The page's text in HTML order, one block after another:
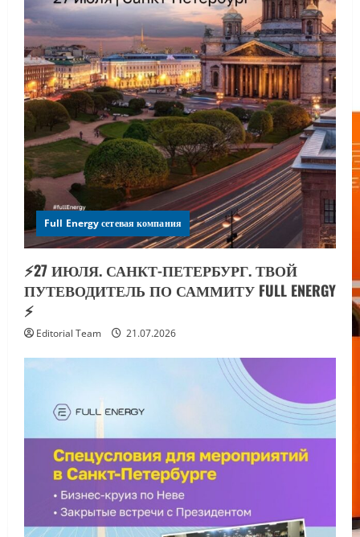
Full Energy сетевая компания
⚡️27 ИЮЛЯ. САНКТ-ПЕТЕРБУРГ. ТВОЙ
ПУТЕВОДИТЕЛЬ ПО САММИТУ FULL ENERGY
⚡️
Editorial Team 21.07.2026